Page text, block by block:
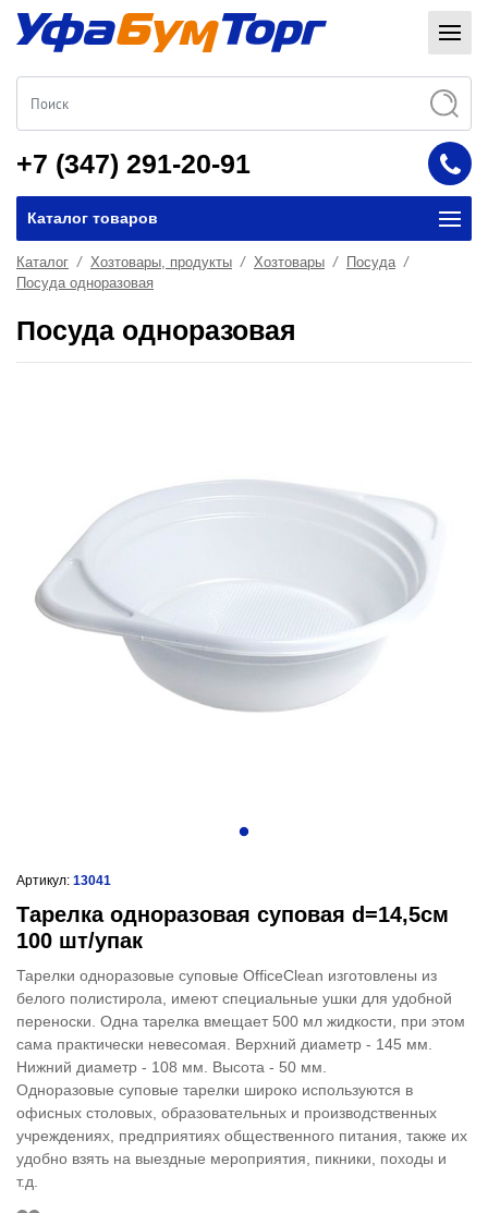
+7 (347) 291-20-91
Каталог товаров
Каталог Хозтовары, продукты Хозтовары
Посуда
Посуда одноразовая
Посуда одноразовая
Артикул: 13041
Тарелка одноразовая суповая d=14,5см
100 шт/упак
Тарелки одноразовые суповые OfficeClean изготовлены из
белого полистирола, имеют специальные ушки для удобной
переноски. Одна тарелка вмещает 500 мл жидкости, при этом
сама практически невесомая. Верхний диаметр - 145 мм.
Нижний диаметр - 108 мм. Высота - 50 мм.
Одноразовые суповые тарелки широко используются в
офисных столовых, образовательных и производственных
учреждениях, предприятиях общественного питания, также их
удобно взять на выездные мероприятия, пикники, походы и
т.д.